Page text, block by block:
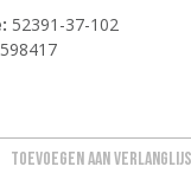
52391-37-102
Toevoegen aan